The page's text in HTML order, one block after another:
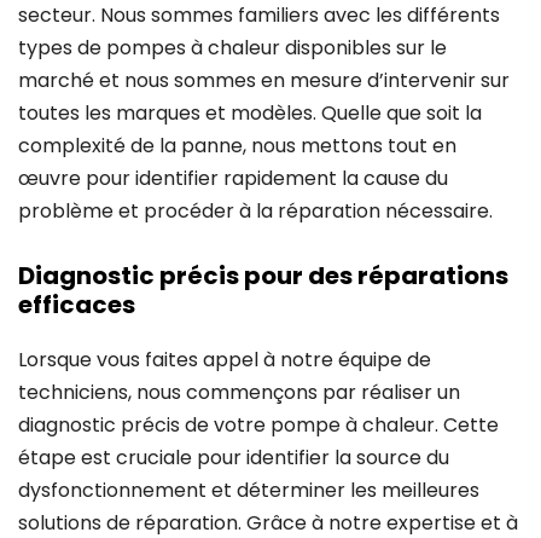
secteur. Nous sommes familiers avec les différents
types de pompes à chaleur disponibles sur le
marché et nous sommes en mesure d’intervenir sur
toutes les marques et modèles. Quelle que soit la
complexité de la panne, nous mettons tout en
œuvre pour identifier rapidement la cause du
problème et procéder à la réparation nécessaire.
Diagnostic précis pour des réparations
efficaces
Lorsque vous faites appel à notre équipe de
techniciens, nous commençons par réaliser un
diagnostic précis de votre pompe à chaleur. Cette
étape est cruciale pour identifier la source du
dysfonctionnement et déterminer les meilleures
solutions de réparation. Grâce à notre expertise et à